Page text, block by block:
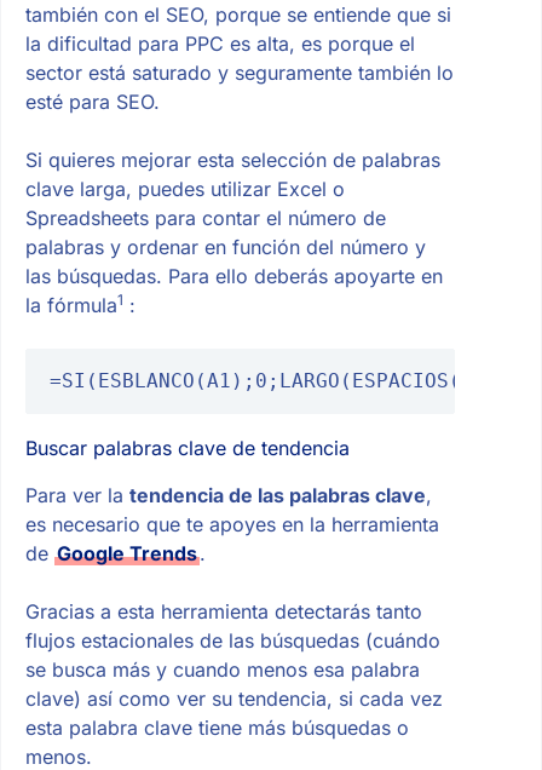
también con el SEO, porque se entiende que si
la dificultad para PPC es alta, es porque el
sector está saturado y seguramente también lo
esté para SEO.
Si quieres mejorar esta selección de palabras
clave larga, puedes utilizar Excel o
Spreadsheets para contar el número de
palabras y ordenar en función del número y
las búsquedas. Para ello deberás apoyarte en
la fórmula1 :
Buscar palabras clave de tendencia
Para ver la tendencia de las palabras clave,
es necesario que te apoyes en la herramienta
de Google Trends.
Gracias a esta herramienta detectarás tanto
flujos estacionales de las búsquedas (cuándo
se busca más y cuando menos esa palabra
clave) así como ver su tendencia, si cada vez
esta palabra clave tiene más búsquedas o
menos.